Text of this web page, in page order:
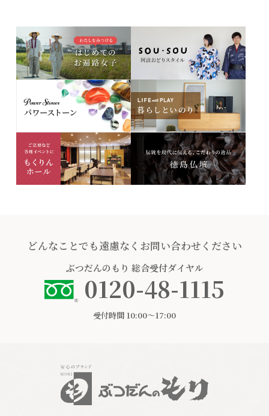
どんなことでも遠慮なくお問い合わせください
ぶつだんのもり 総合受付ダイヤル
0120-48-1115
受付時間 10:00〜17:00